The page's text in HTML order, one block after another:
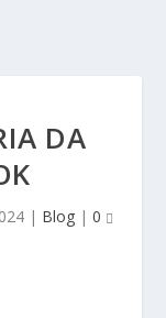
DA
| Blog | 0